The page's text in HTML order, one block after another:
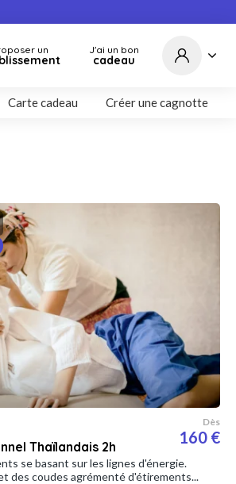
un J'ai un bon
cadeau
Carte cadeau Créer une cagnotte
Thaïlandais 2h
Dès
160 €
se basant sur les lignes d'énergie.
des coudes agrémenté d'étirements...